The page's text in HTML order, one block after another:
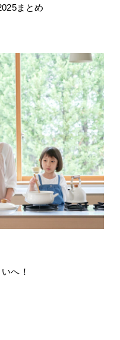
まとめ
へ！